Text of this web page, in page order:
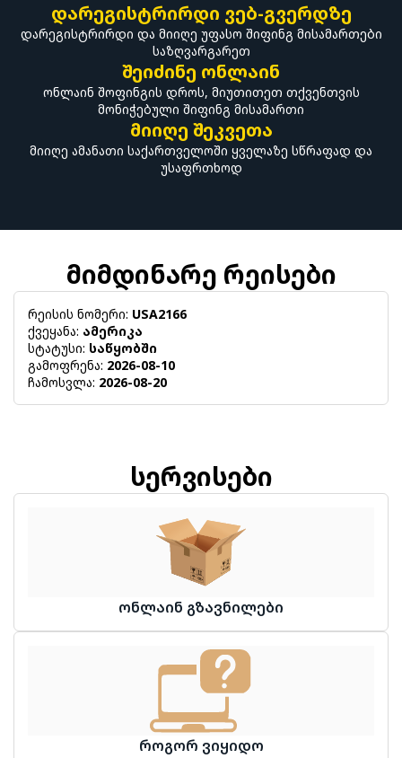
დარეგისტრირდი ვებ-გვერდზე
დარეგისტრირდი და მიიღე უფასო შიფინგ მისამართები
საზღვარგარეთ
შეიძინე ონლაინ
ონლაინ შოფინგის დროს, მიუთითეთ თქვენთვის
მონიჭებული შიფინგ მისამართი
მიიღე შეკვეთა
მიიღე ამანათი საქართველოში ყველაზე სწრაფად და
უსაფრთხოდ
მიმდინარე რეისები
რეისის ნომერი: USA2166
ქვეყანა: ამერიკა
სტატუსი: საწყობში
გამოფრენა: 2026-08-10
ჩამოსვლა: 2026-08-20
სერვისები
ონლაინ გზავნილები
როგორ ვიყიდო